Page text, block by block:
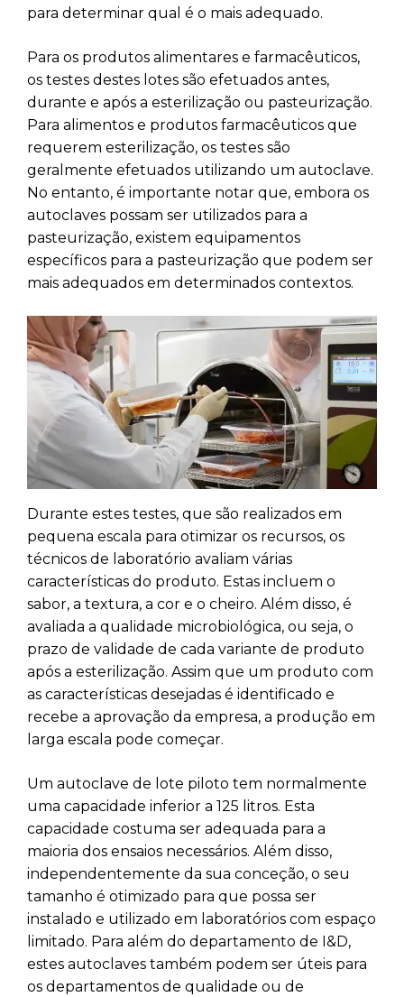
para determinar qual é o mais adequado.
Para os produtos alimentares e farmacêuticos,
os testes destes lotes são efetuados antes,
durante e após a esterilização ou pasteurização.
Para alimentos e produtos farmacêuticos que
requerem esterilização, os testes são
geralmente efetuados utilizando um autoclave.
No entanto, é importante notar que, embora os
autoclaves possam ser utilizados para a
pasteurização, existem equipamentos
específicos para a pasteurização que podem ser
mais adequados em determinados contextos.
Durante estes testes, que são realizados em
pequena escala para otimizar os recursos, os
técnicos de laboratório avaliam várias
características do produto. Estas incluem o
sabor, a textura, a cor e o cheiro. Além disso, é
avaliada a qualidade microbiológica, ou seja, o
prazo de validade de cada variante de produto
após a esterilização. Assim que um produto com
as características desejadas é identificado e
recebe a aprovação da empresa, a produção em
larga escala pode começar.
Um autoclave de lote piloto tem normalmente
uma capacidade inferior a 125 litros. Esta
capacidade costuma ser adequada para a
maioria dos ensaios necessários. Além disso,
independentemente da sua conceção, o seu
tamanho é otimizado para que possa ser
instalado e utilizado em laboratórios com espaço
limitado. Para além do departamento de I&D,
estes autoclaves também podem ser úteis para
os departamentos de qualidade ou de